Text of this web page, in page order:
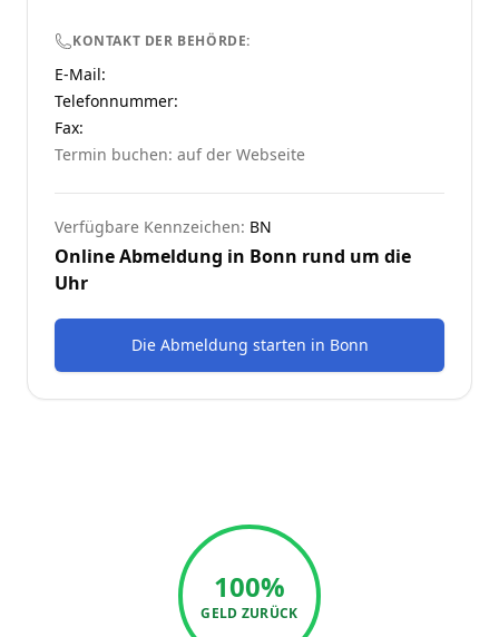
KONTAKT DER BEHÖRDE:
E-Mail:
Telefonnummer:
Fax:
Termin buchen: auf der Webseite
Verfügbare Kennzeichen: BN
Online Abmeldung in Bonn rund um die
Uhr
Die Abmeldung starten in Bonn
100%
GELD ZURÜCK